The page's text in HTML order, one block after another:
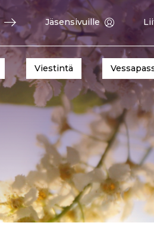
Jäsensivuille
Viestintä